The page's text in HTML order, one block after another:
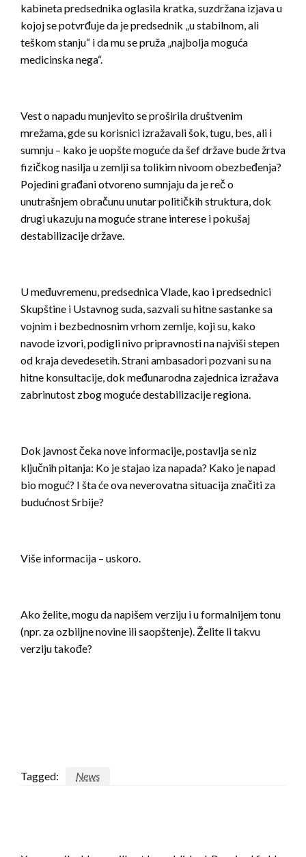
kabineta predsednika oglasila kratka, suzdržana izjava u
kojoj se potvrđuje da je predsednik „u stabilnom, ali
teškom stanju“ i da mu se pruža „najbolja moguća
medicinska nega“.
Vest o napadu munjevito se proširila društvenim
mrežama, gde su korisnici izražavali šok, tugu, bes, ali i
sumnju – kako je uopšte moguće da šef države bude žrtva
fizičkog nasilja u zemlji sa tolikim nivoom obezbeđenja?
Pojedini građani otvoreno sumnjaju da je reč o
unutrašnjem obračunu unutar političkih struktura, dok
drugi ukazuju na moguće strane interese i pokušaj
destabilizacije države.
U međuvremenu, predsednica Vlade, kao i predsednici
Skupštine i Ustavnog suda, sazvali su hitne sastanke sa
vojnim i bezbednosnim vrhom zemlje, koji su, kako
navode izvori, podigli nivo pripravnosti na najviši stepen
od kraja devedesetih. Strani ambasadori pozvani su na
hitne konsultacije, dok međunarodna zajednica izražava
zabrinutost zbog moguće destabilizacije regiona.
Dok javnost čeka nove informacije, postavlja se niz
ključnih pitanja: Ko je stajao iza napada? Kako je napad
bio moguć? I šta će ova neverovatna situacija značiti za
budućnost Srbije?
Više informacija – uskoro.
Ako želite, mogu da napišem verziju i u formalnijem tonu
(npr. za ozbiljne novine ili saopštenje). Želite li takvu
verziju takođe?
Tagged: News